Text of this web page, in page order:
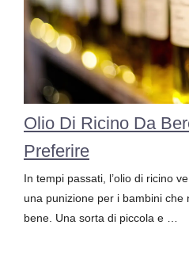
Olio Di Ricino Da
Preferire
In tempi passati, l’olio di ricino
una punizione per i bambini che
bene. Una sorta di piccola e …